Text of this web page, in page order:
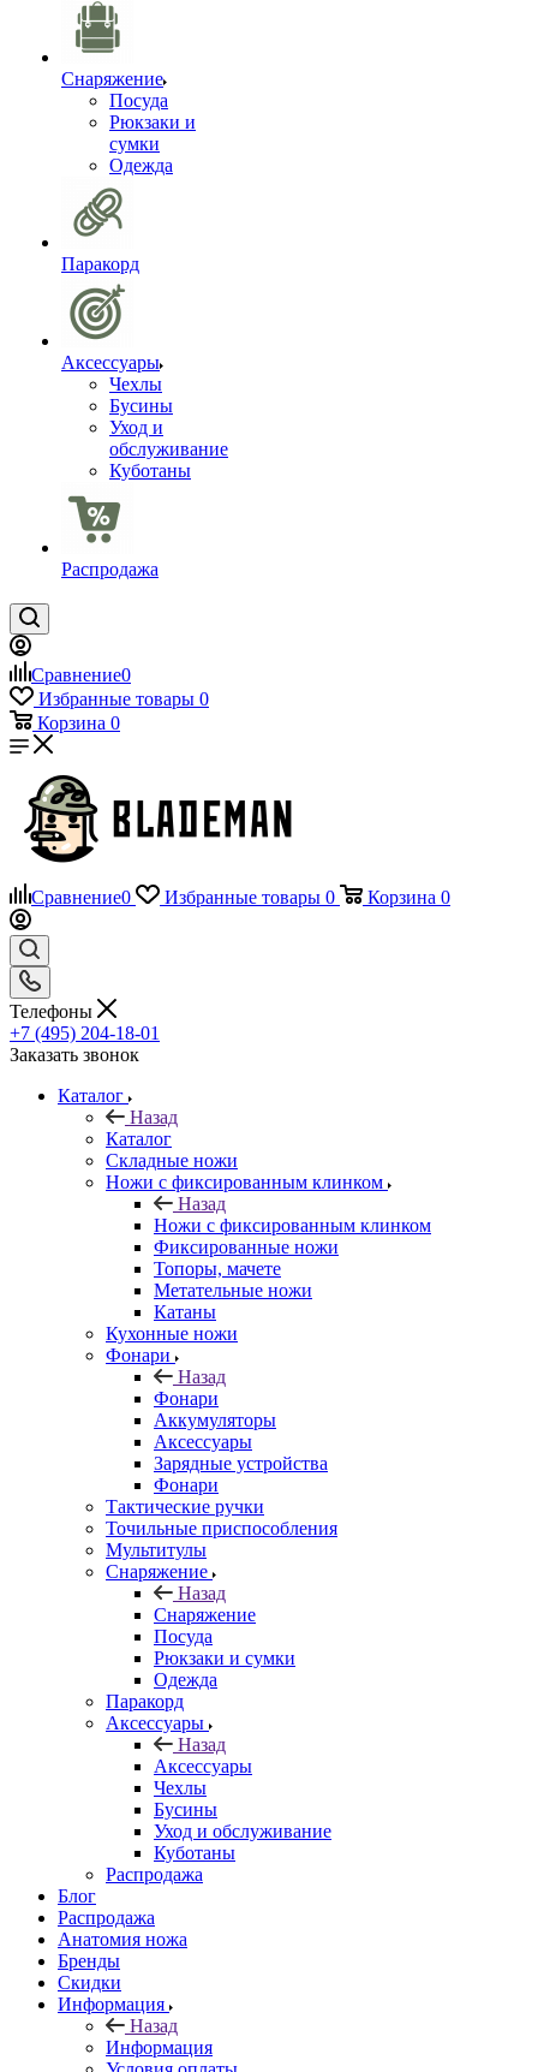
Снаряжение
Посуда
Рюкзаки и
сумки
Одежда
Паракорд
Аксессуары
Чехлы
Бусины
Уход и
обслуживание
Куботаны
Распродажа
Сравнение0
Избранные товары 0
Корзина 0
Сравнение0 Избранные товары 0 Корзина 0
Телефоны
+7 (495) 204-18-01
Заказать звонок
Каталог
Назад
Каталог
Складные ножи
Ножи с фиксированным клинком
Назад
Ножи с фиксированным клинком
Фиксированные ножи
Топоры, мачете
Метательные ножи
Катаны
Кухонные ножи
Фонари
Назад
Фонари
Аккумуляторы
Аксессуары
Зарядные устройства
Фонари
Тактические ручки
Точильные приспособления
Мультитулы
Снаряжение
Назад
Снаряжение
Посуда
Рюкзаки и сумки
Одежда
Паракорд
Аксессуары
Назад
Аксессуары
Чехлы
Бусины
Уход и обслуживание
Куботаны
Распродажа
Блог
Распродажа
Анатомия ножа
Бренды
Скидки
Информация
Назад
Информация